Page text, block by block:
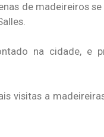
de madeireiros
na cidade, e
visitas a